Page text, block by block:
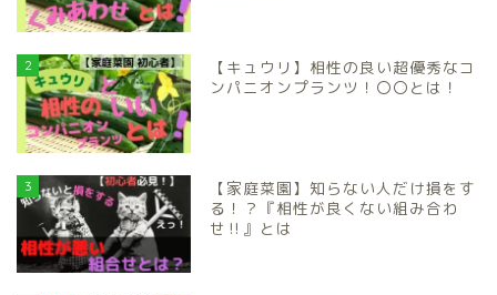
2
【キュウリ】相性の良い超優秀なコ
ンパニオンプランツ！〇〇とは！
3
【家庭菜園】知らない人だけ損をす
る！？『相性が良くない組み合わ
せ‼️』とは